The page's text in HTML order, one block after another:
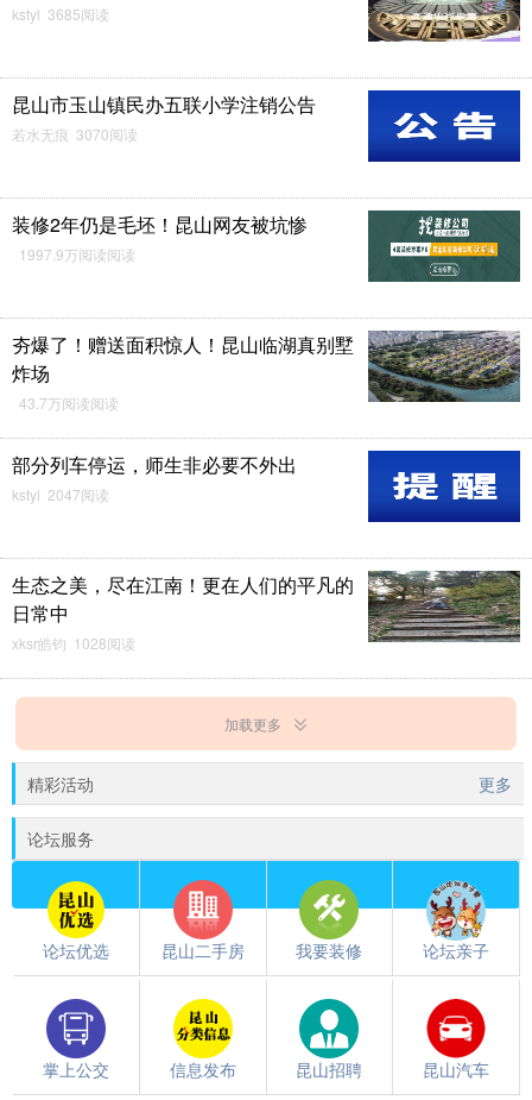
kstyl 3685阅读
昆山市玉山镇民办五联小学注销公告
若水无痕 3070阅读
装修2年仍是毛坯！昆山网友被坑惨
1997.9万阅读阅读
夯爆了！赠送面积惊人！昆山临湖真别墅
炸场
43.7万阅读阅读
部分列车停运，师生非必要不外出
kstyl 2047阅读
生态之美，尽在江南！更在人们的平凡的
日常中
xksr皓钧 1028阅读
加载更多
精彩活动 更多
论坛服务
论坛优选 昆山二手房 我要装修 论坛亲子
掌上公交 信息发布 昆山招聘 昆山汽车